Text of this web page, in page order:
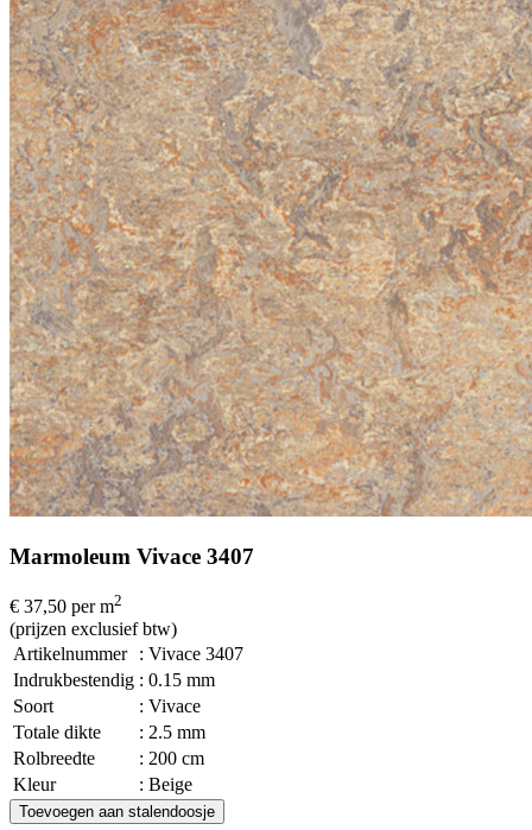
Marmoleum Vivace 3407
€ 37,50 per m2
(prijzen exclusief btw)
Artikelnummer
: Vivace 3407
Indrukbestendig : 0.15 mm
Soort
: Vivace
Totale dikte
: 2.5 mm
Rolbreedte
: 200 cm
Kleur
: Beige
Toevoegen aan stalendoosje